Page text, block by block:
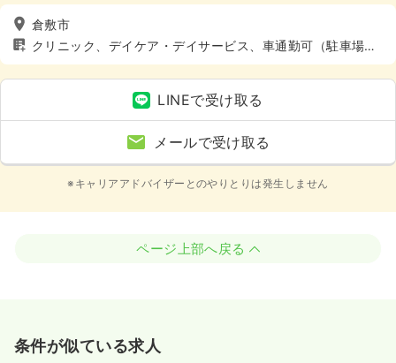
倉敷市
クリニック、デイケア・デイサービス、車通勤可（駐車場
有）
LINEで受け取る
メールで受け取る
※キャリアアドバイザーとのやりとりは発生しません
ページ上部へ戻る
条件が似ている求人